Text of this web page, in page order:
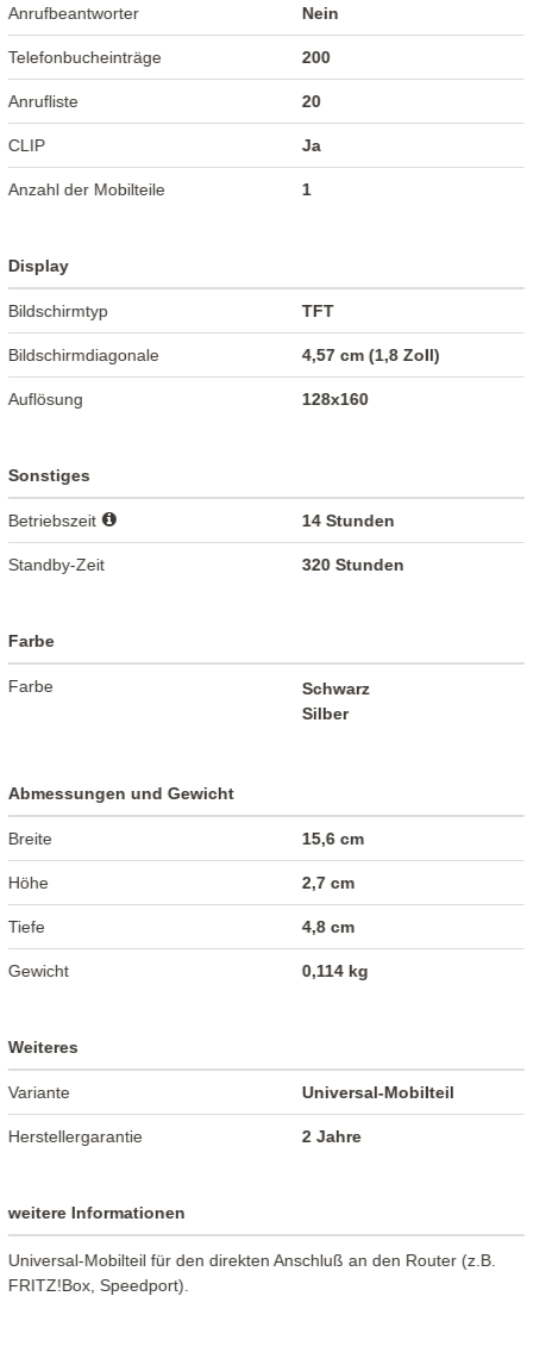
Anrufbeantworter Nein
Telefonbucheinträge 200
Anrufliste 20
CLIP Ja
Anzahl der Mobilteile 1
Display
Bildschirmtyp TFT
Bildschirmdiagonale 4,57 cm (1,8 Zoll)
Auflösung 128x160
Sonstiges
Betriebszeit 14 Stunden
Standby-Zeit 320 Stunden
Farbe
Farbe
Schwarz
Silber
Abmessungen und Gewicht
Breite 15,6 cm
Höhe 2,7 cm
Tiefe 4,8 cm
Gewicht 0,114 kg
Weiteres
Variante Universal-Mobilteil
Herstellergarantie 2 Jahre
weitere Informationen
Universal-Mobilteil für den direkten Anschluß an den Router (z.B.
FRITZ!Box, Speedport).